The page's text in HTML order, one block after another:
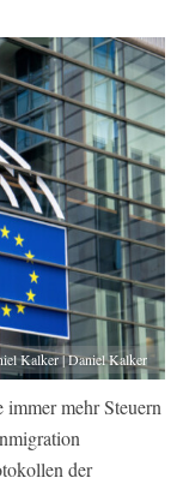
Kalker | Daniel Kalker
immer mehr Steuern
der